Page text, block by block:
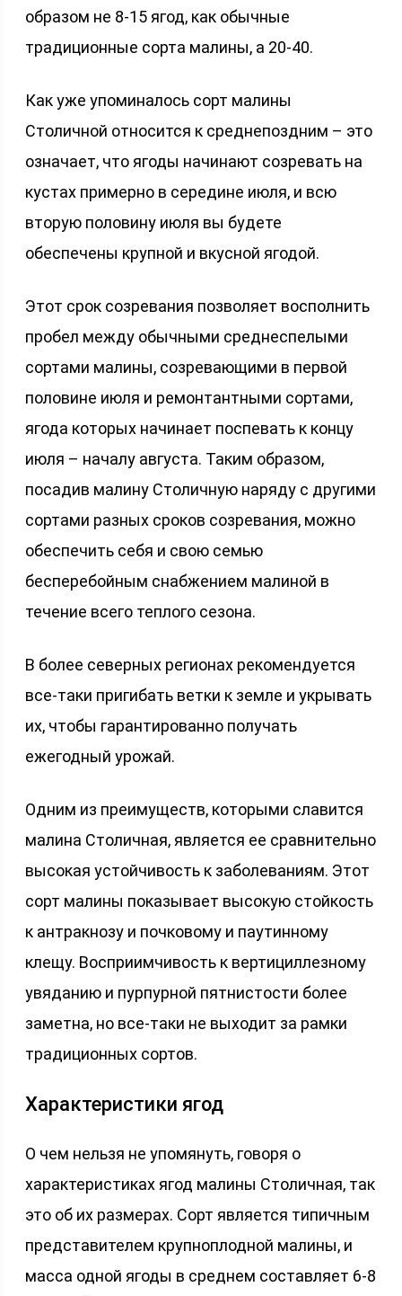
образом не 8-15 ягод, как обычные
традиционные сорта малины, а 20-40.
Как уже упоминалось сорт малины
Столичной относится к среднепоздним – это
означает, что ягоды начинают созревать на
кустах примерно в середине июля, и всю
вторую половину июля вы будете
обеспечены крупной и вкусной ягодой.
Этот срок созревания позволяет восполнить
пробел между обычными среднеспелыми
сортами малины, созревающими в первой
половине июля и ремонтантными сортами,
ягода которых начинает поспевать к концу
июля – началу августа. Таким образом,
посадив малину Столичную наряду с другими
сортами разных сроков созревания, можно
обеспечить себя и свою семью
бесперебойным снабжением малиной в
течение всего теплого сезона.
В более северных регионах рекомендуется
все-таки пригибать ветки к земле и укрывать
их, чтобы гарантированно получать
ежегодный урожай.
Одним из преимуществ, которыми славится
малина Столичная, является ее сравнительно
высокая устойчивость к заболеваниям. Этот
сорт малины показывает высокую стойкость
к антракнозу и почковому и паутинному
клещу. Восприимчивость к вертициллезному
увяданию и пурпурной пятнистости более
заметна, но все-таки не выходит за рамки
традиционных сортов.
Характеристики ягод
О чем нельзя не упомянуть, говоря о
характеристиках ягод малины Столичная, так
это об их размерах. Сорт является типичным
представителем крупноплодной малины, и
масса одной ягоды в среднем составляет 6-8